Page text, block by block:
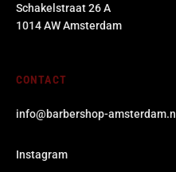
Schakelstraat 26 A
1014 AW Amsterdam
CONTACT
info@barbershop-amsterdam.nl
Instagram